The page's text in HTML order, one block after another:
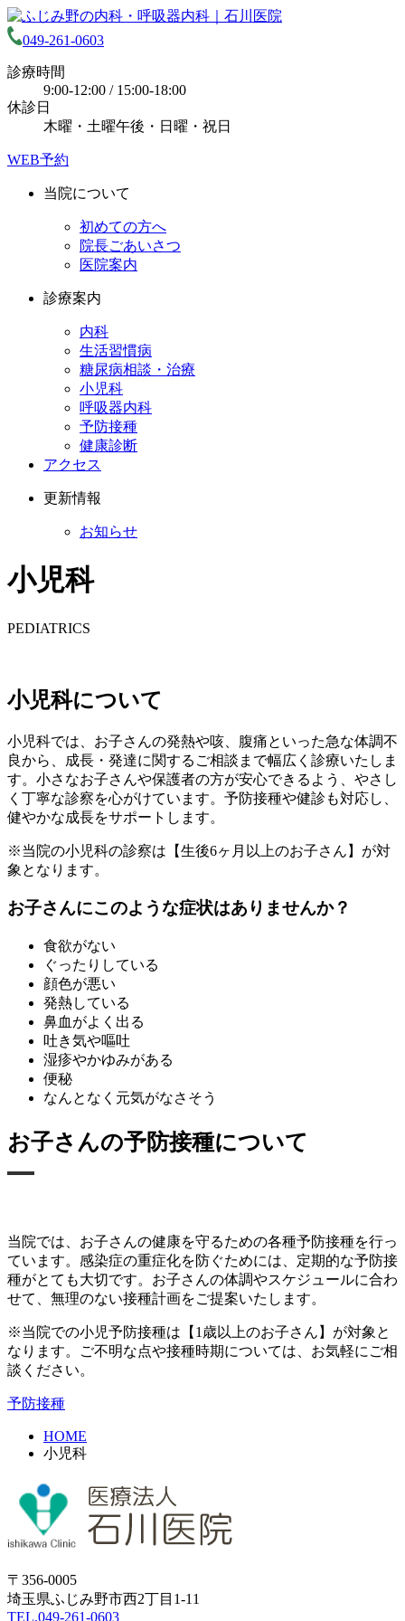
049-261-0603
診療時間
9:00-12:00 / 15:00-18:00
休診日
木曜・土曜午後・日曜・祝日
WEB予約
当院について
初めての方へ
院長ごあいさつ
医院案内
診療案内
内科
生活習慣病
糖尿病相談・治療
小児科
呼吸器内科
予防接種
健康診断
アクセス
更新情報
お知らせ
小児科
PEDIATRICS
小児科について
小児科では、お子さんの発熱や咳、腹痛といった急な体調不
良から、成長・発達に関するご相談まで幅広く診療いたしま
す。小さなお子さんや保護者の方が安心できるよう、やさし
く丁寧な診察を心がけています。予防接種や健診も対応し、
健やかな成長をサポートします。
※当院の小児科の診察は【生後6ヶ月以上のお子さん】が対
象となります。
お子さんにこのような症状はありませんか？
食欲がない
ぐったりしている
顔色が悪い
発熱している
鼻血がよく出る
吐き気や嘔吐
湿疹やかゆみがある
便秘
なんとなく元気がなさそう
お子さんの予防接種について
当院では、お子さんの健康を守るための各種予防接種を行っ
ています。感染症の重症化を防ぐためには、定期的な予防接
種がとても大切です。お子さんの体調やスケジュールに合わ
せて、無理のない接種計画をご提案いたします。
※当院での小児予防接種は【1歳以上のお子さん】が対象と
なります。ご不明な点や接種時期については、お気軽にご相
談ください。
予防接種
HOME
小児科
〒356-0005
埼玉県ふじみ野市西2丁目1-11
TEL.049-261-0603